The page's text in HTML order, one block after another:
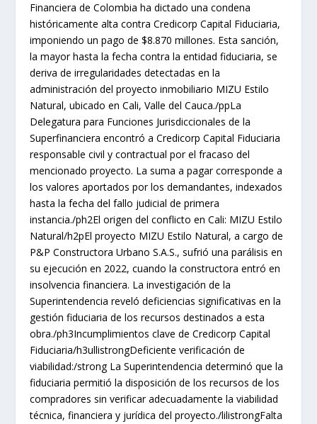
Financiera de Colombia ha dictado una condena
históricamente alta contra Credicorp Capital Fiduciaria,
imponiendo un pago de $8.870 millones. Esta sanción,
la mayor hasta la fecha contra la entidad fiduciaria, se
deriva de irregularidades detectadas en la
administración del proyecto inmobiliario MIZU Estilo
Natural, ubicado en Cali, Valle del Cauca./ppLa
Delegatura para Funciones Jurisdiccionales de la
Superfinanciera encontró a Credicorp Capital Fiduciaria
responsable civil y contractual por el fracaso del
mencionado proyecto. La suma a pagar corresponde a
los valores aportados por los demandantes, indexados
hasta la fecha del fallo judicial de primera
instancia./ph2El origen del conflicto en Cali: MIZU Estilo
Natural/h2pEl proyecto MIZU Estilo Natural, a cargo de
P&P Constructora Urbano S.A.S., sufrió una parálisis en
su ejecución en 2022, cuando la constructora entró en
insolvencia financiera. La investigación de la
Superintendencia reveló deficiencias significativas en la
gestión fiduciaria de los recursos destinados a esta
obra./ph3Incumplimientos clave de Credicorp Capital
Fiduciaria/h3ullistrongDeficiente verificación de
viabilidad:/strong La Superintendencia determinó que la
fiduciaria permitió la disposición de los recursos de los
compradores sin verificar adecuadamente la viabilidad
técnica, financiera y jurídica del proyecto./lilistrongFalta